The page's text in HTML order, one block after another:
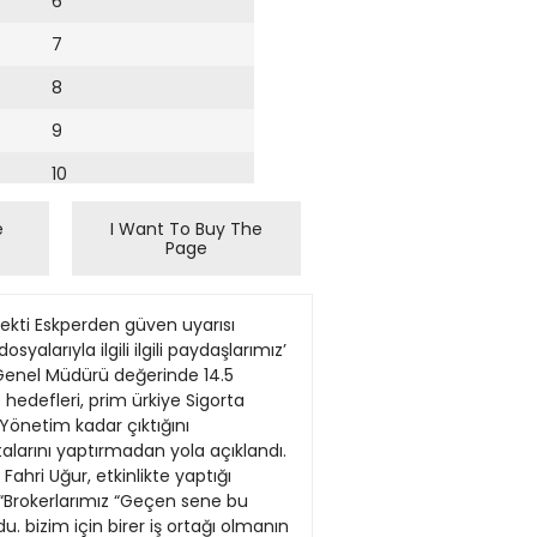
7
8
9
10
I Want To Buy The
Page
Cumhuriyet’in bir kayıtdışılık var. Sosyal ilgili bilgisi olmayan insanların bu konuda sorularını yanıtlayan medya bu konuda çok aldatıcı uzman ise sorunların iki yönlü olabiliyor. Denetim mekanizması faaliyet göstermesi. İkincisi olduğunu vurguladılar. da yetkililerce gerektiği şekilde ise politika üretenlerin bu yolu İstanbul Elektronik, Bilgisayar işletilmiyor.” açması. Örneğin kurslarda temel ve Telekomünikasyon düzeyde bir eğitim verilirken Yetki sınırlanmalı Sektörü Esnaf ve Sanatkârlar kişi açtığı dükkânda her türlü işi TMMOB Bilgisayar Odası Başkanı Mesut Tokay, yapmaya aday oluyor ve bunun Mühendisleri Odası İstanbul tüketicilerin daha bilinçli olma bir denetimi de gerçekleşmiyor. çağrısı yaparak şöyle konuştu: İl Temsilciliği Koordinatörü Bir yetki sınırlaması söz konusu “Tüketici taraf en basitinden Turan Dolu, mühendislik değil. Bu da tüketicinin sürekli girdiği işyerinin veya telefonla hizmetinin önemine atıfla şu bir mağduriyet yaşamasına görüştüğü işletmenin sahibi değerlendirmeyi yaptı: “İki sebep oluyor.” l Haber Merkezi Çalışanlar ofise ‘Başarı, sağlanan faydayla ölçülüyor’ dönüşe ikna oldu DANONE Türkiye’nin, sosyal fayda ve BU yıl tatil günleri daha çok olsa da çevresel sürdürülebilirliği merkezine beyaz yakalı çalışanlara sağlanan alan çalışmalarının bir sonucu olarak yemek adedinde önemli artışlar “B Corp (faydalı şirket) Sertifikası” olduğunu belirten SOA Toplu Yemek aldığı açıklandı. Başkanvekili Melih Can Kocabaş, şu Girişimci kadınlar Altı üretim tesisi, iki Ar-Ge değerlendirmeyi yaptı: merkezi ve 2 bine yakın çalışanla “Bu da ofise dönüşün için yeni program büyük bir ekonosistemde faaliyet hızlandığına, şirketlerin cazip yan BOYNER Grup’un, Türkiye Kadın gösterdiklerini anımsatan Danone haklarla çalışanlarını bu Türkiye, Orta Asya Girişimciler Derneği (KAGİDER) konuda ikna ettiğine ve Kafkasya ile birlikte tekstil, hazırgiyim, işaret ediyor. Bu Genel Müdürü ayakkabı, çanta ve aksesuvar tür hakların en Cem Küçükcan sektörlerinde faaliyet gösteren başında ise öğle “Sorumluluğumuzun kadın girişimciler için başlattığı yem